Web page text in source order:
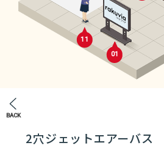
エントランス
2穴ジェットエアーバス
BACK
07
セレクトルーム
01
11